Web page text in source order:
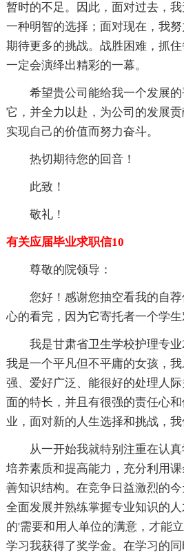
暂时的不足。因此，面对过去，
一种明智的选择；面对现在，我
期待更多的挑战。战胜困难，抓
一定会演绎出精彩的一幕。
希望贵公司能给我一个发展
它，并全力以赴，为公司的发展
实现自己的价值而努力奋斗。
热切期待您的回音！
此致！
敬礼！
有关应届毕业求职信10
尊敬的院领导：
您好！感谢您抽空看我的自
心的看完，因为它寄托者一个学生
我是甘肃省卫生学校护理专业
我是一个平凡但不平庸的女孩，
强、爱好广泛、能很好的处理人
面的特长，并且有很强的责任心
业，面对新的人生选择和挑战，我
从一开始我就特别注重在认
培养素质和提高能力，充分利用
善知识结构。在竞争日益激烈的今
全面发展并熟练掌握专业知识的
的'需要和用人单位的满意，才能
学习我获得了奖学金。在学习的